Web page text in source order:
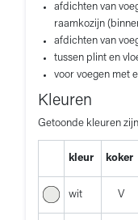
afdichten van
raamkozijn
afdichten van
tussen plint en
voor voegen met
Kleuren
Getoonde kleuren
kleur koker
wit V